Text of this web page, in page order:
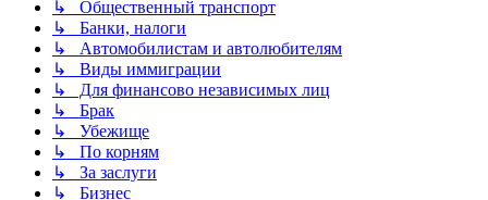
↳ Общественный транспорт
↳ Банки, налоги
↳ Автомобилистам и автолюбителям
↳ Виды иммиграции
↳ Для финансово независимых лиц
↳ Брак
↳ Убежище
↳ По корням
↳ За заслуги
↳ Бизнес